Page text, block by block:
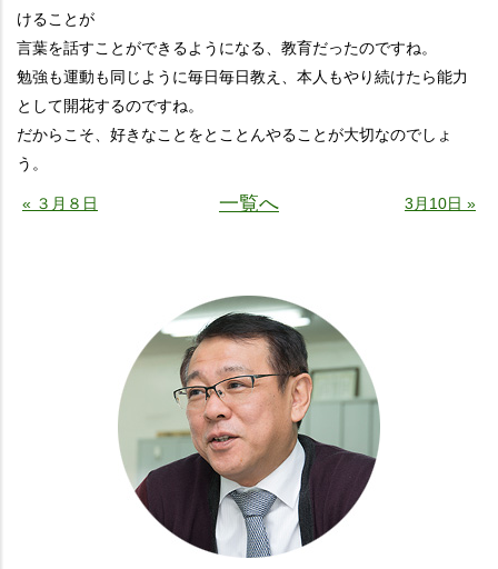
けることが
言葉を話すことができるようになる、教育だったのですね。
勉強も運動も同じように毎日毎日教え、本人もやり続けたら能力
として開花するのですね。
だからこそ、好きなことをとことんやることが大切なのでしょ
う。
« ３月８日 一覧へ 3月10日 »